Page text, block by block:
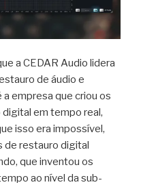
a CEDAR Audio lidera
de áudio e
a empresa que criou os
em tempo real,
isso era impossível,
de restauro digital
que inventou os
ao nível da sub-